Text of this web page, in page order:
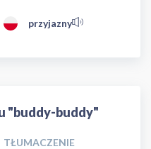
przyjazny
"buddy-buddy"
TŁUMACZENIE